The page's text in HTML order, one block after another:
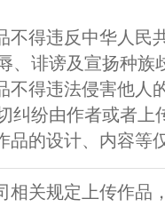
不得违反中华人民
、诽谤及宣扬种族
不得违法侵害他人
纠纷由作者或者上
品的设计、内容等
相关规定上传作品